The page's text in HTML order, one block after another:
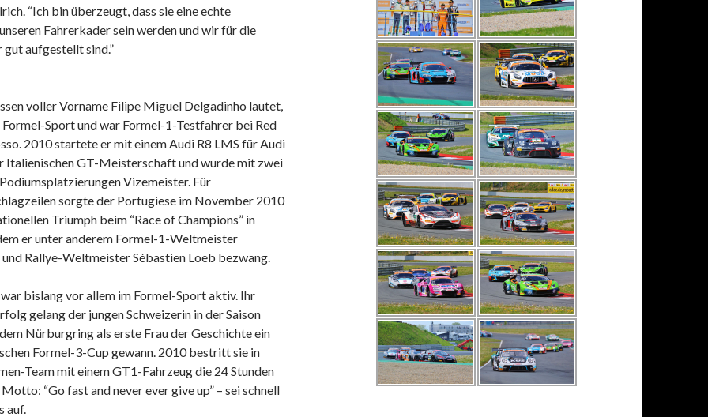
“Ich bin überzeugt, dass sie eine echte
Fahrerkader sein werden und wir für die
gut aufgestellt sind.”
voller Vorname Filipe Miguel Delgadinho lautet,
Sport und war Formel-1-Testfahrer bei Red
2010 startete er mit einem Audi R8 LMS für Audi
Italienischen GT-Meisterschaft und wurde mit zwei
Vizemeister. Für
sorgte der Portugiese im November 2010
Triumph beim “Race of Champions” in
er unter anderem Formel-1-Weltmeister
Rallye-Weltmeister Sébastien Loeb bezwang.
bislang vor allem im Formel-Sport aktiv. Ihr
gelang der jungen Schweizerin in der Saison
Nürburgring als erste Frau der Geschichte ein
Formel-3-Cup gewann. 2010 bestritt sie in
Team mit einem GT1-Fahrzeug die 24 Stunden
“Go fast and never ever give up” – sei schnell
auf.